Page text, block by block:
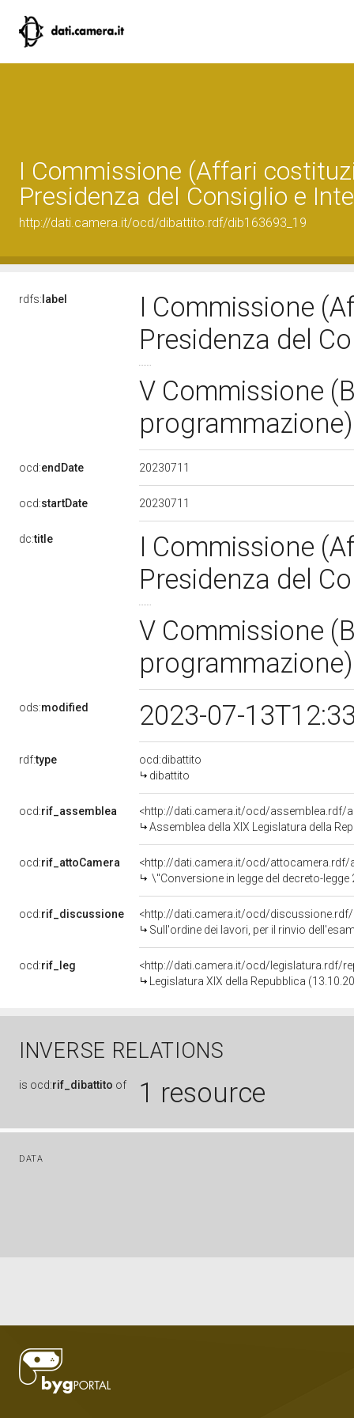
I Commissione (Affari
Presidenza del Consiglio e
http://dati.camera.it/ocd/dibattito.rdf/dib163693_19
rdfs: label
I Commissione
Presidenza del
V Commissione
ocd:endDate 20230711
ocd:startDate 20230711
dc:title
I Commissione
Presidenza del
V Commissione
ods:modified 2023-07-
rdf:type
ocd:dibattito
dibattito
ocd:rif_assemblea
<http://dati.camera.it/ocd/assemblea.rdf/
Assemblea della XIX Legislatura della
ocd:rif_attoCamera
<http://dati.camera.it/ocd/attocamera.rdf/
\"Conversione in legge del decreto-legge 29 maggio 2023, n. 57, recante misure urgenti per gli
ocd:rif_discussione
<http://dati.camera.it/ocd/discussione.rdf/
Sull'ordine dei lavori, per il rinvio
ocd:rif_leg
<http://dati.camera.it/ocd/legislatura.rdf/
Legislatura XIX della Repubblica
INVERSE RELATIONS
is ocd:rif_dibattito of 1 resource
DATA